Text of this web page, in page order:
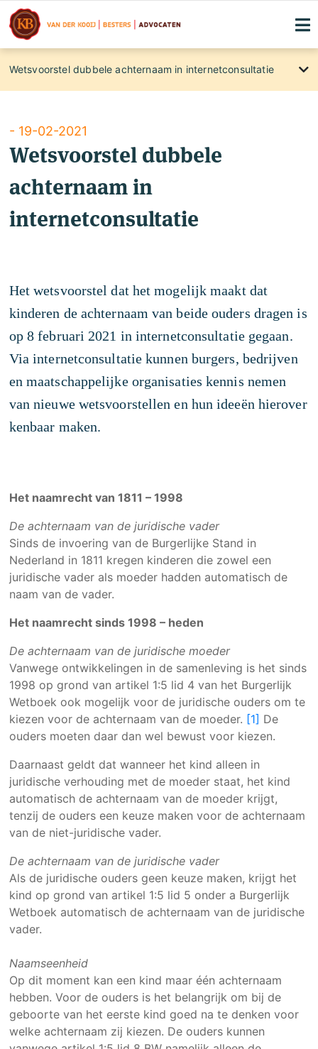
Wetsvoorstel dubbele achternaam in internetconsultatie
About
Blog
Contact
Rechtsgebiedenregister
Advocaten die voor u strijden
Algemene Voorwaarden
Over ons
Bedankt voor uw bericht
Disclaimer
Beschermd: Intern
Servicegericht
Landelijke dekking
Werken bij VDKB
- 19-02-2021
Wetsvoorstel dubbele
achternaam in
internetconsultatie
Het wetsvoorstel dat het mogelijk maakt dat
kinderen de achternaam van beide ouders dragen is
op 8 februari 2021 in internetconsultatie gegaan.
Via internetconsultatie kunnen burgers, bedrijven
en maatschappelijke organisaties kennis nemen
van nieuwe wetsvoorstellen en hun ideeën hierover
kenbaar maken.
Het naamrecht van 1811 – 1998
De achternaam van de juridische vader
Sinds de invoering van de Burgerlijke Stand in
Nederland in 1811 kregen kinderen die zowel een
juridische vader als moeder hadden automatisch de
naam van de vader.
Het naamrecht sinds 1998 – heden
De achternaam van de juridische moeder
Vanwege ontwikkelingen in de samenleving is het sinds
1998 op grond van artikel 1:5 lid 4 van het Burgerlijk
Wetboek ook mogelijk voor de juridische ouders om te
kiezen voor de achternaam van de moeder. [1] De
ouders moeten daar dan wel bewust voor kiezen.
Daarnaast geldt dat wanneer het kind alleen in
juridische verhouding met de moeder staat, het kind
automatisch de achternaam van de moeder krijgt,
tenzij de ouders een keuze maken voor de achternaam
van de niet-juridische vader.
De achternaam van de juridische vader
Als de juridische ouders geen keuze maken, krijgt het
kind op grond van artikel 1:5 lid 5 onder a Burgerlijk
Wetboek automatisch de achternaam van de juridische
vader.
Naamseenheid
Op dit moment kan een kind maar één achternaam
hebben. Voor de ouders is het belangrijk om bij de
geboorte van het eerste kind goed na te denken voor
welke achternaam zij kiezen. De ouders kunnen